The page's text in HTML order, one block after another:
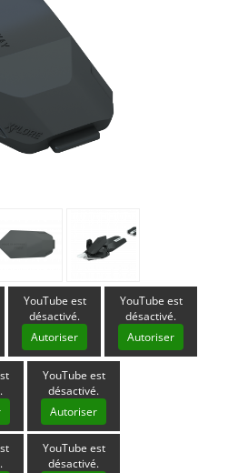
YouTube est
désactivé.
Autoriser
YouTube est
désactivé.
Autoriser
YouTube est
désactivé.
Autoriser
YouTube est
désactivé.